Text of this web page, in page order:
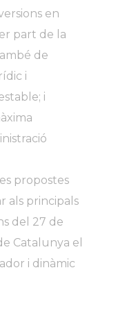
en
part de la
de
i
i
propostes
als principals
del 27 de
Catalunya el
i dinàmic